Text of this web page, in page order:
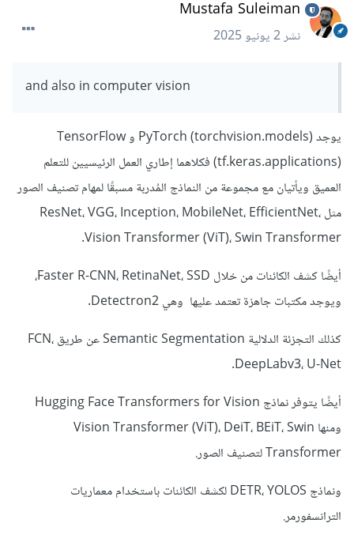
Mustafa Suleiman
نشر2 يونيو 2025
and also in computer vision
يوجد PyTorch (torchvision.models) و TensorFlow
(tf.keras.applications) فكلاهما إطاري العمل الرئيسيين للتعلم
العميق ويأتيان مع مجموعة من النماذج المُدربة مسبقًا لمهام تصنيف الصور
مثل ResNet، VGG، Inception، MobileNet، EfficientNet،
Vision Transformer (ViT)، Swin Transformer.
أيضًا كشف الكائنات من خلال Faster R-CNN، RetinaNet، SSD،
ويوجد مكتبات جاهزة تعتمد عليها وهي Detectron2.
كذلك التجزئة الدلالية Semantic Segmentation عن طريق FCN،
DeepLabv3، U-Net.
أيضًا يتوفر نماذج Hugging Face Transformers for Vision
ومنها Vision Transformer (ViT)، DeiT، BEiT، Swin
Transformer لتصنيف الصور.
ونماذج DETR، YOLOS لكشف الكائنات باستخدام معماريات
الترانسفورمر.